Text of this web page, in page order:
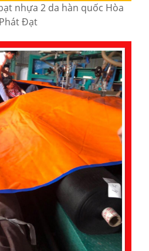
nhựa 2 da hàn quốc Hòa
Phát Đạt